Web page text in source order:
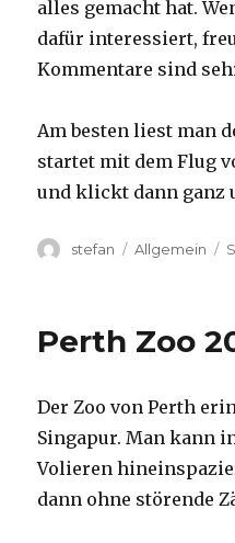
alles gemacht hat.
dafür interessiert,
Kommentare sind
Am besten liest man
startet mit dem Flug
und klickt dann ganz
Autor
stefan Kategorien
Allgemein
Perth Zoo
Der Zoo von Perth
Singapur. Man kann
Volieren
dann ohne störende